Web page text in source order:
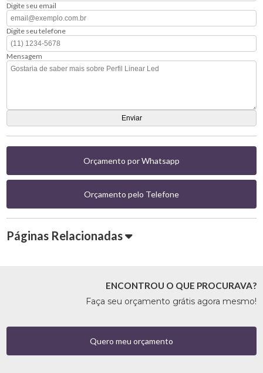
Digite seu email
Digite seu telefone
Mensagem
Orçamento por Whatsapp
Orçamento pelo Telefone
Páginas Relacionadas
ENCONTROU O QUE PROCURAVA?
Faça seu orçamento grátis agora mesmo!
Quero meu orçamento